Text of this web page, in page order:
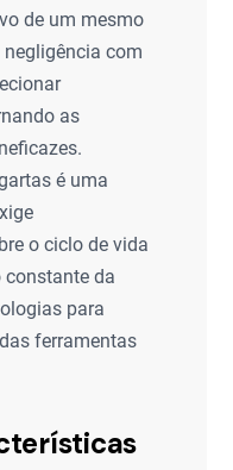
de um mesmo
com
as
é uma
o ciclo de vida
da
para
ferramentas